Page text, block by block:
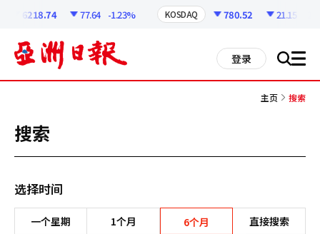
6218.74 77.64 -1.23% KOSDAQ 780.52 21.15
登录 搜 all
主页 搜索
搜索
选择时间
一个星期 1个月 6个月 直接搜索